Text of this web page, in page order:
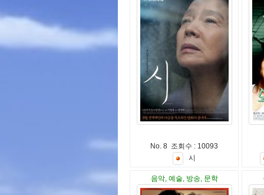
No. 8 조회수 : 10093
시
음악, 예술, 방송, 문학